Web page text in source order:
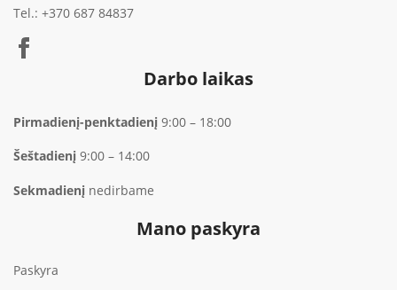
Tel.: +370 687 84837
Darbo laikas
Pirmadienį-penktadienį 9:00 – 18:00
Šeštadienį 9:00 – 14:00
Sekmadienį nedirbame
Mano paskyra
Paskyra